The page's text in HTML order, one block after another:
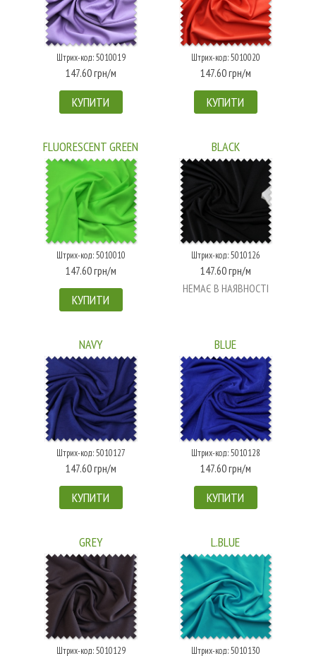
Штрих-код: 5010019
147.60 грн/м
КУПИТИ
Штрих-код: 5010020
147.60 грн/м
КУПИТИ
FLUORESCENT GREEN
Штрих-код: 5010010
147.60 грн/м
КУПИТИ
BLACK
Штрих-код: 5010126
147.60 грн/м
НЕМАЄ В НАЯВНОСТІ
NAVY
Штрих-код: 5010127
147.60 грн/м
КУПИТИ
BLUE
Штрих-код: 5010128
147.60 грн/м
КУПИТИ
GREY
Штрих-код: 5010129
L.BLUE
Штрих-код: 5010130